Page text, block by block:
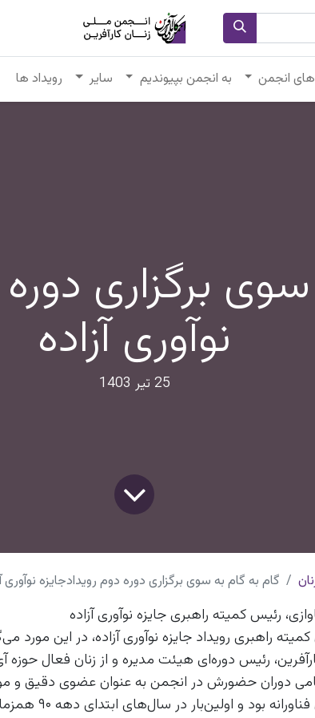
های انجمن به انجمن بپیوندیم سایر رویداد ها
برگزاری
نوآوری آزاده
25 تیر 1403
گام به گام به سوی برگزاری دوره دوم رویدادجایزه نوآوری
رئیس کمیته راهبری جایزه نوآوری آزاده
راهبری رویداد جایزه نوآوری آزاده، در این مورد
رئیس دوره‌ای هیئت مدیره و از زنان فعال حوزه
دوران حضورش در انجمن به عنوان عضوی دقیق و
حوزه کسب‌و‌کارهای